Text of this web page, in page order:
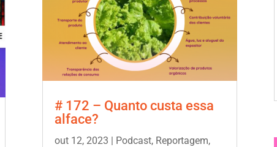
# 172 – Quanto custa essa
alface?
out 12, 2023 | Podcast, Reportagem,